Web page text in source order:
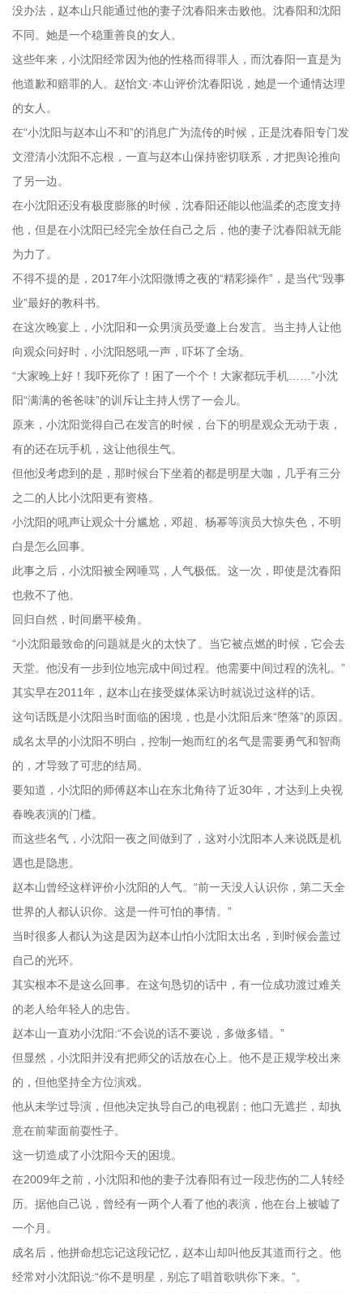
没办法，赵本山只能通过他的妻子沈春阳来击败他。沈春阳和沈阳
不同。她是一个稳重善良的女人。
这些年来，小沈阳经常因为他的性格而得罪人，而沈春阳一直是为
他道歉和赔罪的人。赵怡文·本山评价沈春阳说，她是一个通情达理
的女人。
在“小沈阳与赵本山不和”的消息广为流传的时候，正是沈春阳专门发
文澄清小沈阳不忘根，一直与赵本山保持密切联系，才把舆论推向
了另一边。
在小沈阳还没有极度膨胀的时候，沈春阳还能以他温柔的态度支持
他，但是在小沈阳已经完全放任自己之后，他的妻子沈春阳就无能
为力了。
不得不提的是，2017年小沈阳微博之夜的“精彩操作”，是当代“毁事
业”最好的教科书。
在这次晚宴上，小沈阳和一众男演员受邀上台发言。当主持人让他
向观众问好时，小沈阳怒吼一声，吓坏了全场。
“大家晚上好！我吓死你了！困了一个个！大家都玩手机……”小沈
阳“满满的爸爸味”的训斥让主持人愣了一会儿。
原来，小沈阳觉得自己在发言的时候，台下的明星观众无动于衷，
有的还在玩手机，这让他很生气。
但他没考虑到的是，那时候台下坐着的都是明星大咖，几乎有三分
之二的人比小沈阳更有资格。
小沈阳的吼声让观众十分尴尬，邓超、杨幂等演员大惊失色，不明
白是怎么回事。
此事之后，小沈阳被全网唾骂，人气极低。这一次，即使是沈春阳
也救不了他。
回归自然，时间磨平棱角。
“小沈阳最致命的问题就是火的太快了。当它被点燃的时候，它会去
天堂。他没有一步到位地完成中间过程。他需要中间过程的洗礼。”
其实早在2011年，赵本山在接受媒体采访时就说过这样的话。
这句话既是小沈阳当时面临的困境，也是小沈阳后来“堕落”的原因。
成名太早的小沈阳不明白，控制一炮而红的名气是需要勇气和智商
的，才导致了可悲的结局。
要知道，小沈阳的师傅赵本山在东北角待了近30年，才达到上央视
春晚表演的门槛。
而这些名气，小沈阳一夜之间做到了，这对小沈阳本人来说既是机
遇也是隐患。
赵本山曾经这样评价小沈阳的人气。“前一天没人认识你，第二天全
世界的人都认识你。这是一件可怕的事情。”
当时很多人都认为这是因为赵本山怕小沈阳太出名，到时候会盖过
自己的光环。
其实根本不是这么回事。在这句恳切的话中，有一位成功渡过难关
的老人给年轻人的忠告。
赵本山一直劝小沈阳:“不会说的话不要说，多做多错。”
但显然，小沈阳并没有把师父的话放在心上。他不是正规学校出来
的，但他坚持全方位演戏。
他从未学过导演，但他决定执导自己的电视剧；他口无遮拦，却执
意在前辈面前耍性子。
这一切造成了小沈阳今天的困境。
在2009年之前，小沈阳和他的妻子沈春阳有过一段悲伤的二人转经
历。据他自己说，曾经有一两个人看了他的表演，他在台上被嘘了
一个月。
成名后，他拼命想忘记这段记忆，赵本山却叫他反其道而行之。他
经常对小沈阳说:“你不是明星，别忘了唱首歌哄你下来。”。